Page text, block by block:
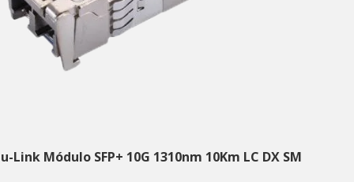
Link Módulo SFP+ 10G 1310nm 10Km LC DX SM